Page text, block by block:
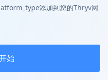
添加到您的Thryv网
始